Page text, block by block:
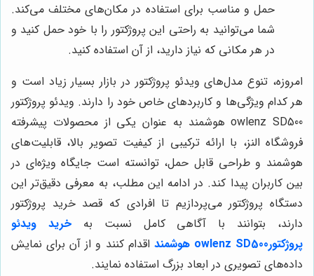
حمل و مناسب برای استفاده در مکان‌های مختلف می‌کند.
شما می‌توانید به راحتی این پروژکتور را با خود حمل کنید و
در هر مکانی که نیاز دارید، از آن استفاده کنید.
امروزه، تنوع مدل‌های ویدئو پروژکتور در بازار بسیار زیاد است و
هر کدام ویژگی‌ها و کاربردهای خاص خود را دارند. ویدئو پروژکتور
owlenz SD500 هوشمند به عنوان یکی از محصولات پیشرفته
فروشگاه النز، با ارائه ترکیبی از کیفیت تصویر بالا، قابلیت‌های
هوشمند و طراحی قابل حمل، توانسته است جایگاه ویژه‌ای در
بین کاربران پیدا کند. در ادامه این مطلب، به معرفی دقیق‌تر این
دستگاه پروژکتور می‌پردازیم تا افرادی که قصد خرید پروژکتور
دارند، بتوانند با آگاهی کامل نسبت بهخرید ویدئو
پروژکتورowlenz SD500 هوشمند
اقدام کنند و از آن برای نمایش
داده‌های تصویری در ابعاد بزرگ استفاده نمایند.